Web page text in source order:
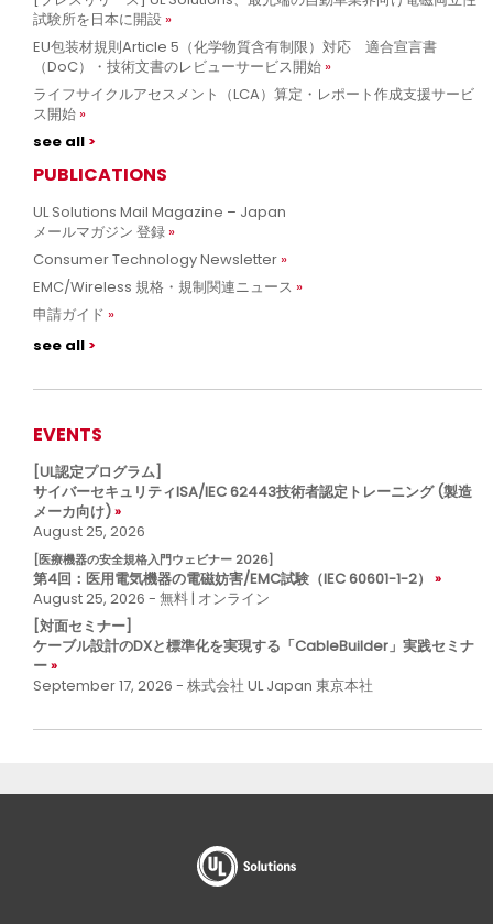
試験所を日本に開設
EU包装材規則Article 5（化学物質含有制限）対応 適合宣言書
（DoC）・技術文書のレビューサービス開始
ライフサイクルアセスメント（LCA）算定・レポート作成支援サービ
ス開始
see all
PUBLICATIONS
UL Solutions Mail Magazine – Japan
メールマガジン 登録
Consumer Technology Newsletter
EMC/Wireless 規格・規制関連ニュース
申請ガイド
see all
EVENTS
[UL認定プログラム]
サイバーセキュリティISA/IEC 62443技術者認定トレーニング (製造
メーカ向け)
August 25, 2026
[医療機器の安全規格入門ウェビナー 2026]
第4回：医用電気機器の電磁妨害/EMC試験（IEC 60601-1-2）
August 25, 2026 - 無料 | オンライン
[対面セミナー]
ケーブル設計のDXと標準化を実現する「CableBuilder」実践セミナ
ー
September 17, 2026 - 株式会社 UL Japan 東京本社